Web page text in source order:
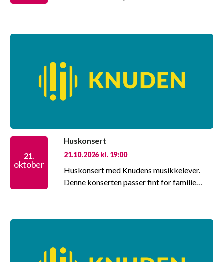
21.
oktober
Huskonsert
21.10.2026 kl. 19:00
Huskonsert med Knudens musikkelever.
Denne konserten passer fint for familie…